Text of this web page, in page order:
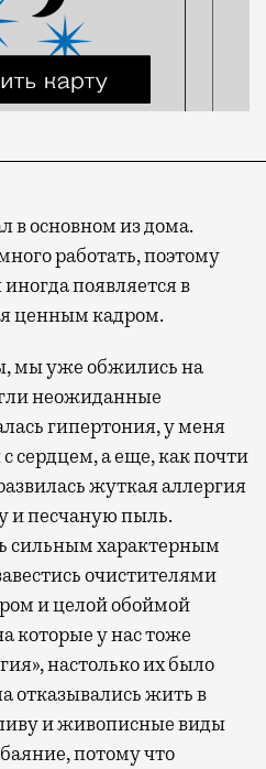
в основном из дома.
работать, поэтому
появляется в
ценным кадром.
мы уже обжились на
неожиданные
гипертония, у меня
сердцем, а еще, как почти
жуткая аллергия
и песчаную пыль.
сильным характерным
очистителями
и целой обоймой
которые у нас тоже
настолько их было
отказывались жить в
и живописные виды
потому что